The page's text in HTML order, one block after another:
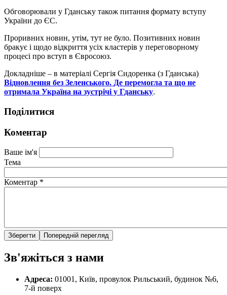
Обговорювали у Гданську також питання формату вступу
України до ЄС.
Проривних новин, утім, тут не було. Позитивних новин
бракує і щодо відкриття усіх кластерів у переговорному
процесі про вступ в Євросоюз.
Докладніше – в матеріалі Сергія Сидоренка (з Гданська)
Відновлення без Зеленського. Де перемогла та що не
отримала Україна на зустрічі у Гданську.
Поділитися
Коментар
Ваше ім'я
Тема
Коментар *
Зв'яжіться з нами
Адреса: 01001, Київ, провулок Рильський, будинок №6,
7-й поверх